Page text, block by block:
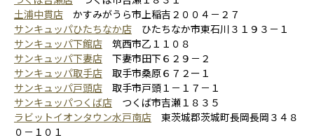
土浦中貫店 かすみがうら市上稲吉２００４－２７
サンキュッパひたちなか店 ひたちなか市東石川３１９３－１
サンキュッパ下館店 筑西市乙１１０８
サンキュッパ下妻店 下妻市田下６２９－２
サンキュッパ取手店 取手市桑原６７２ー１
サンキュッパ戸頭店 取手市戸頭１－１７－１
サンキュッパつくば店 つくば市吉瀬１８３５
ラビットイオンタウン水戸南店 東茨城郡茨城町長岡長岡３４８
０－１０１